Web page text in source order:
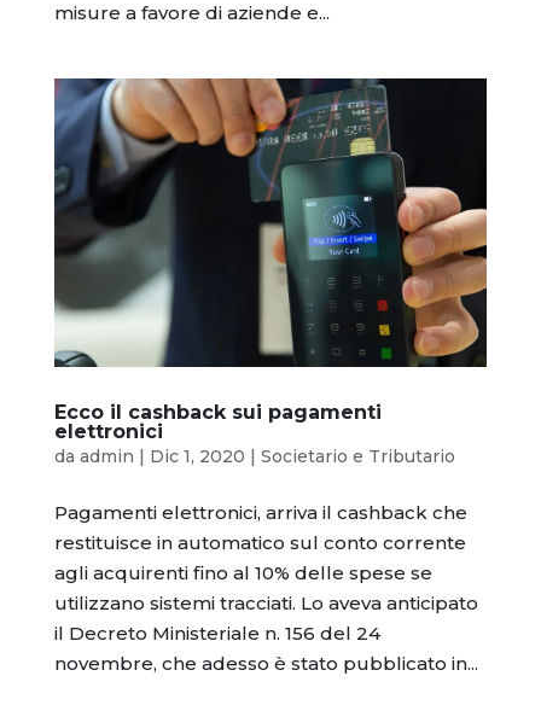
misure a favore di aziende e...
Ecco il cashback sui pagamenti
elettronici
da admin | Dic 1, 2020 | Societario e Tributario
Pagamenti elettronici, arriva il cashback che
restituisce in automatico sul conto corrente
agli acquirenti fino al 10% delle spese se
utilizzano sistemi tracciati. Lo aveva anticipato
il Decreto Ministeriale n. 156 del 24
novembre, che adesso è stato pubblicato in...